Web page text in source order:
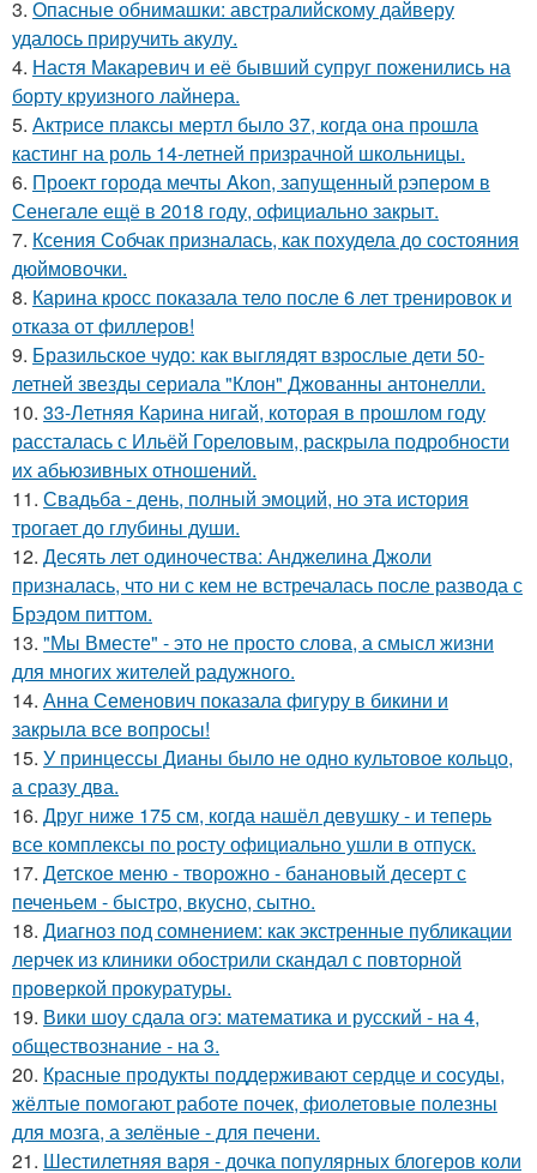
3. Опасные обнимашки: австралийскому дайверу
удалось приручить акулу.
4. Настя Макаревич и её бывший супруг поженились на
борту круизного лайнера.
5. Актрисе плаксы мертл было 37, когда она прошла
кастинг на роль 14-летней призрачной школьницы.
6. Проект города мечты Akon, запущенный рэпером в
Сенегале ещё в 2018 году, официально закрыт.
7. Ксения Собчак призналась, как похудела до состояния
дюймовочки.
8. Карина кросс показала тело после 6 лет тренировок и
отказа от филлеров!
9. Бразильское чудо: как выглядят взрослые дети 50-
летней звезды сериала "Клон" Джованны антонелли.
10. 33-Летняя Карина нигай, которая в прошлом году
рассталась с Ильёй Гореловым, раскрыла подробности
их абьюзивных отношений.
11. Свадьба - день, полный эмоций, но эта история
трогает до глубины души.
12. Десять лет одиночества: Анджелина Джоли
призналась, что ни с кем не встречалась после развода с
Брэдом питтом.
13. "Мы Вместе" - это не просто слова, а смысл жизни
для многих жителей радужного.
14. Анна Семенович показала фигуру в бикини и
закрыла все вопросы!
15. У принцессы Дианы было не одно культовое кольцо,
а сразу два.
16. Друг ниже 175 см, когда нашёл девушку - и теперь
все комплексы по росту официально ушли в отпуск.
17. Детское меню - творожно - банановый десерт с
печеньем - быстро, вкусно, сытно.
18. Диагноз под сомнением: как экстренные публикации
лерчек из клиники обострили скандал с повторной
проверкой прокуратуры.
19. Вики шоу сдала огэ: математика и русский - на 4,
обществознание - на 3.
20. Красные продукты поддерживают сердце и сосуды,
жёлтые помогают работе почек, фиолетовые полезны
для мозга, а зелёные - для печени.
21. Шестилетняя варя - дочка популярных блогеров коли